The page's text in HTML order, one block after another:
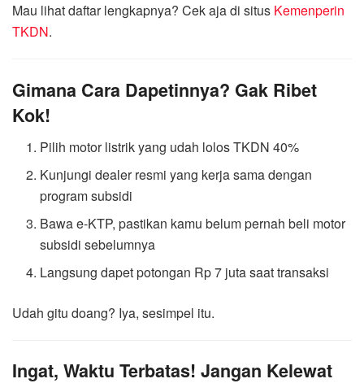
Mau lihat daftar lengkapnya? Cek aja di situs Kemenperin
TKDN.
Gimana Cara Dapetinnya? Gak Ribet
Kok!
Pilih motor listrik yang udah lolos TKDN 40%
Kunjungi dealer resmi yang kerja sama dengan
program subsidi
Bawa e-KTP, pastikan kamu belum pernah beli motor
subsidi sebelumnya
Langsung dapet potongan Rp 7 juta saat transaksi
Udah gitu doang? Iya, sesimpel itu.
Ingat, Waktu Terbatas! Jangan Kelewat